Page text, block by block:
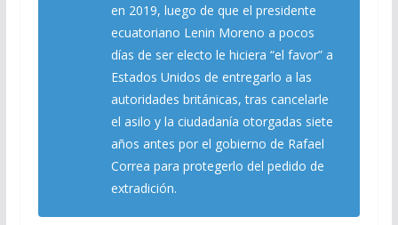
en 2019, luego de que el presidente
ecuatoriano Lenin Moreno a pocos
días de ser electo le hiciera “el favor” a
Estados Unidos de entregarlo a las
autoridades británicas, tras cancelarle
el asilo y la ciudadanía otorgadas siete
años antes por el gobierno de Rafael
Correa para protegerlo del pedido de
extradición.